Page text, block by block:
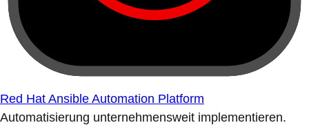
Red Hat Ansible Automation Platform
Automatisierung unternehmensweit implementieren.